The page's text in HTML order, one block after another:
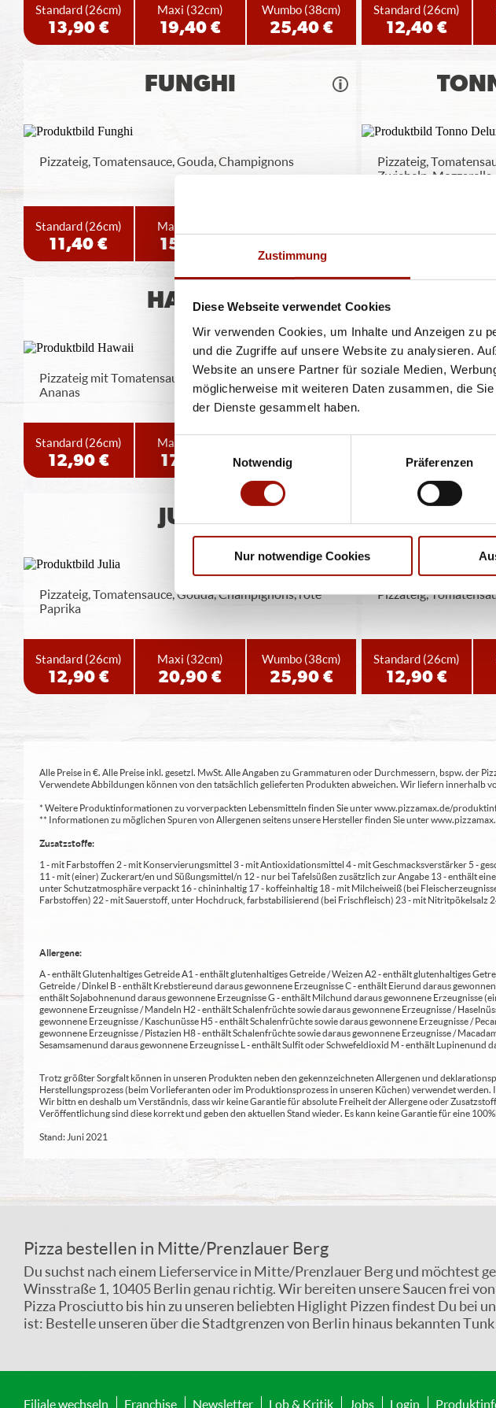
Zustimmung
Diese Webseite verwendet Cookies
Wir verwenden Cookies, um Inhalte und Anzeigen zu
und die Zugriffe auf unsere Website zu analysieren.
Website an unsere Partner für soziale Medien,
möglicherweise mit weiteren Daten zusammen, die
der Dienste gesammelt haben.
Notwendig
Präferenzen
Nur notwendige Cookies
Standard (26cm)
13,90 €
Maxi (32cm)
19,40 €
Wumbo (38cm)
25,40 €
Standard (26cm)
12,40 €
FUNGHI
Pizzateig, Tomatensauce, Gouda, Champignons
Standard (26cm)
11,40 €
Maxi
15,90 €
Pizzateig,
Zwiebeln, Mozzarella
HAWAII
Pizzateig mit Tomatensauce, Gouda, Hinterschinken,
Ananas
Standard (26cm)
12,90 €
Maxi
17,90 € 23,90 €
Pizzateig,
Knoblauchwurst)
12,40 €
JULIA
Pizzateig, Tomatensauce, Gouda, Champignons, rote
Paprika
Standard (26cm)
12,90 €
Maxi (32cm)
20,90 €
Wumbo (38cm)
25,90 €
Pizzateig,
Standard (26cm)
12,90 €
Alle Preise in €. Alle Preise inkl. gesetzl. MwSt. Alle Angaben zu Grammaturen oder Durchmessern, bspw. der
Verwendete Abbildungen können von den tatsächlich gelieferten Produkten abweichen. Wir liefern innerhalb
* Weitere Produktinformationen zu vorverpackten Lebensmitteln finden Sie unter www.pizzamax.de/
** Informationen zu möglichen Spuren von Allergenen seitens unsere Hersteller finden Sie unter
Zusatzstoffe:
1 - mit Farbstoffen 2 - mit Konservierungsmittel 3 - mit Antioxidationsmittel 4 - mit Geschmacksverstärker 5 -
11 - mit (einer) Zuckerart/en und Süßungsmittel/n 12 - nur bei Tafelsüßen zusätzlich zur Angabe 13 - enthält
unter Schutzatmosphäre verpackt 16 - chininhaltig 17 - koffeinhaltig 18 - mit Milcheiweiß (bei
Farbstoffen) 22 - mit Sauerstoff, unter Hochdruck, farbstabilisierend (bei Frischfleisch) 23 - mit Nitritpökelsalz
Allergene:
A - enthält Glutenhaltiges Getreide A1 - enthält glutenhaltiges Getreide / Weizen A2 - enthält glutenhaltiges
Getreide / Dinkel B - enthält Krebstiere und daraus gewonnene Erzeugnisse C - enthält Eier und daraus
enthält Sojabohnen und daraus gewonnene Erzeugnisse G - enthält Milch und daraus gewonnene
gewonnene Erzeugnisse / Mandeln H2 - enthält Schalenfrüchte sowie daraus gewonnene Erzeugnisse /
gewonnene Erzeugnisse / Kaschunüsse H5 - enthält Schalenfrüchte sowie daraus gewonnene Erzeugnisse /
gewonnene Erzeugnisse / Pistazien H8 - enthält Schalenfrüchte sowie daraus gewonnene Erzeugnisse /
Sesamsamen und daraus gewonnene Erzeugnisse L - enthält Sulfit oder Schwefeldioxid M - enthält Lupinen und
Trotz größter Sorgfalt können in unseren Produkten neben den gekennzeichneten Allergenen und
Herstellungsprozess (beim Vorlieferanten oder im Produktionsprozess in unseren Küchen) verwendet
Wir bittn en deshalb um Verständnis, dass wir keine Garantie für absolute Freiheit der Allergene oder
Veröffentlichung sind diese korrekt und geben den aktuellen Stand wieder. Es kann keine Garantie für eine
Stand: Juni 2021
Pizza bestellen in Mitte/Prenzlauer Berg
Du suchst nach einem Lieferservice in Mitte/Prenzlauer Berg und möchtest
Winsstraße 1, 10405 Berlin genau richtig. Wir bereiten unsere Saucen frei
Pizza Prosciutto bis hin zu unseren beliebten Higlight Pizzen findest Du bei
ist: Bestelle unseren über die Stadtgrenzen von Berlin hinaus bekannten
Filiale wechseln Franchise Newsletter Lob & Kritik Jobs Login